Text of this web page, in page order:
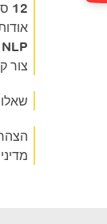
12 סניפי המכללה
NLP בשילוב דמיון מודרך
צור